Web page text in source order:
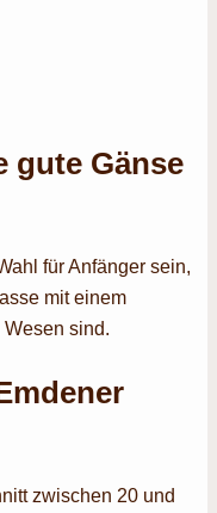
gute Gänse
für Anfänger sein,
mit einem
sind.
zwischen 20 und